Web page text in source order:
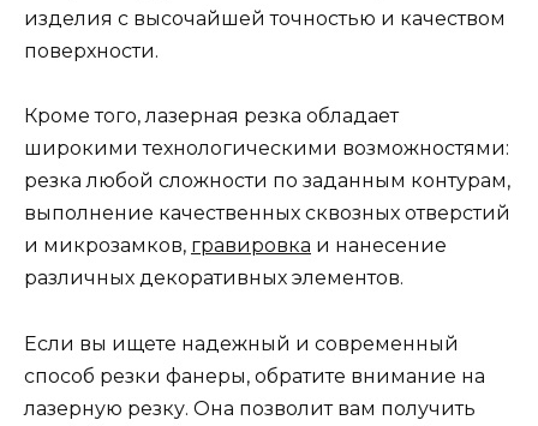
изделия с высочайшей точностью и качеством
поверхности.
Кроме того, лазерная резка обладает
широкими технологическими возможностями:
резка любой сложности по заданным контурам,
выполнение качественных сквозных отверстий
и микрозамков, гравировка и нанесение
различных декоративных элементов.
Если вы ищете надежный и современный
способ резки фанеры, обратите внимание на
лазерную резку. Она позволит вам получить